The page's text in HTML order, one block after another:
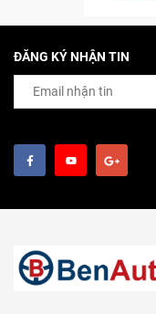
ĐĂNG KÝ NHẬN TIN